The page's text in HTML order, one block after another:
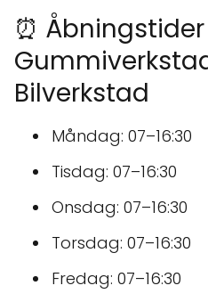
⏰
Bilverkstad
Måndag: 07–16:30
Tisdag: 07–16:30
Onsdag: 07–16:30
Torsdag: 07–16:30
Fredag: 07–16:30